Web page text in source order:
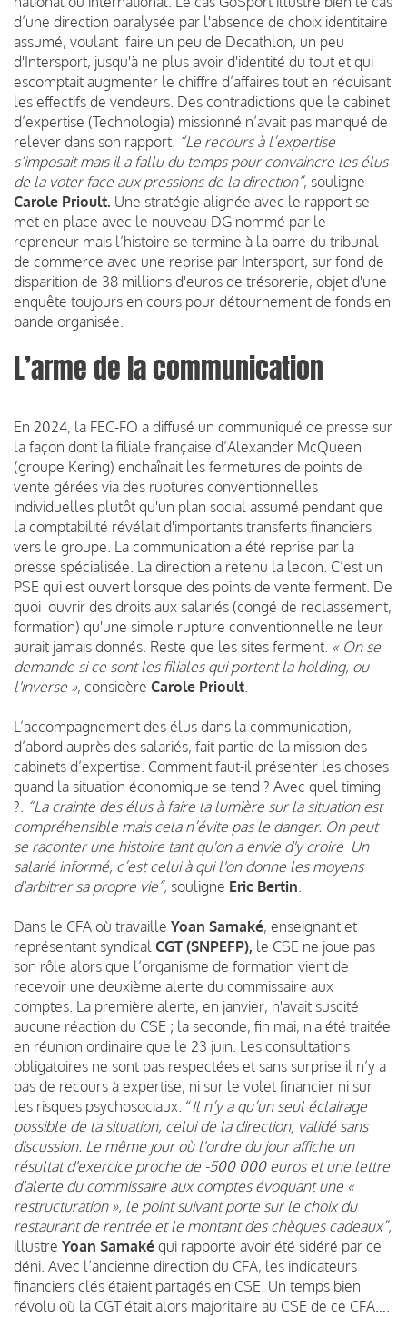
d’une direction paralysée par l'absence de choix identitaire
assumé, voulant faire un peu de Decathlon, un peu
d'Intersport, jusqu'à ne plus avoir d'identité du tout et qui
escomptait augmenter le chiffre d’affaires tout en réduisant
les effectifs de vendeurs. Des contradictions que le cabinet
d’expertise (Technologia) missionné n’avait pas manqué de
relever dans son rapport. “Le recours à l’expertise
s’imposait mais il a fallu du temps pour convaincre les élus
de la voter face aux pressions de la direction”, souligne
Carole Prioult. Une stratégie alignée avec le rapport se
met en place avec le nouveau DG nommé par le
repreneur mais l’histoire se termine à la barre du tribunal
de commerce avec une reprise par Intersport, sur fond de
disparition de 38 millions d'euros de trésorerie, objet d'une
enquête toujours en cours pour détournement de fonds en
bande organisée.
L’arme de la communication
En 2024, la FEC-FO a diffusé un communiqué de presse sur
la façon dont la filiale française d’Alexander McQueen
(groupe Kering) enchaînait les fermetures de points de
vente gérées via des ruptures conventionnelles
individuelles plutôt qu'un plan social assumé pendant que
la comptabilité révélait d'importants transferts financiers
vers le groupe. La communication a été reprise par la
presse spécialisée. La direction a retenu la leçon. C’est un
PSE qui est ouvert lorsque des points de vente ferment. De
quoi ouvrir des droits aux salariés (congé de reclassement,
formation) qu'une simple rupture conventionnelle ne leur
aurait jamais donnés. Reste que les sites ferment. « On se
demande si ce sont les filiales qui portent la holding, ou
l'inverse », considère Carole Prioult.
L’accompagnement des élus dans la communication,
d’abord auprès des salariés, fait partie de la mission des
cabinets d’expertise. Comment faut-il présenter les choses
quand la situation économique se tend ? Avec quel timing
?. “La crainte des élus à faire la lumière sur la situation est
compréhensible mais cela n’évite pas le danger. On peut
se raconter une histoire tant qu'on a envie d'y croire Un
salarié informé, c’est celui à qui l'on donne les moyens
d'arbitrer sa propre vie”, souligne Eric Bertin.
Dans le CFA où travaille Yoan Samaké, enseignant et
représentant syndical CGT (SNPEFP), le CSE ne joue pas
son rôle alors que l’organisme de formation vient de
recevoir une deuxième alerte du commissaire aux
comptes. La première alerte, en janvier, n'avait suscité
aucune réaction du CSE ; la seconde, fin mai, n'a été traitée
en réunion ordinaire que le 23 juin. Les consultations
obligatoires ne sont pas respectées et sans surprise il n’y a
pas de recours à expertise, ni sur le volet financier ni sur
les risques psychosociaux. “Il n’y a qu’un seul éclairage
possible de la situation, celui de la direction, validé sans
discussion. Le même jour où l'ordre du jour affiche un
résultat d'exercice proche de -500 000 euros et une lettre
d'alerte du commissaire aux comptes évoquant une «
restructuration », le point suivant porte sur le choix du
restaurant de rentrée et le montant des chèques cadeaux”,
illustre Yoan Samaké qui rapporte avoir été sidéré par ce
déni. Avec l’ancienne direction du CFA, les indicateurs
financiers clés étaient partagés en CSE. Un temps bien
révolu où la CGT était alors majoritaire au CSE de ce CFA….